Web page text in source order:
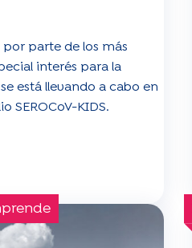
por parte de los más
interés para la
está llevando a cabo en
SEROCoV-KIDS.